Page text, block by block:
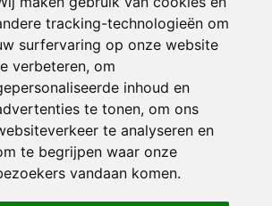
tracking-technologieën om
surfervaring op onze website
verbeteren, om
inhoud en
te tonen, om ons
te analyseren en
te begrijpen waar onze
vandaan komen.
media